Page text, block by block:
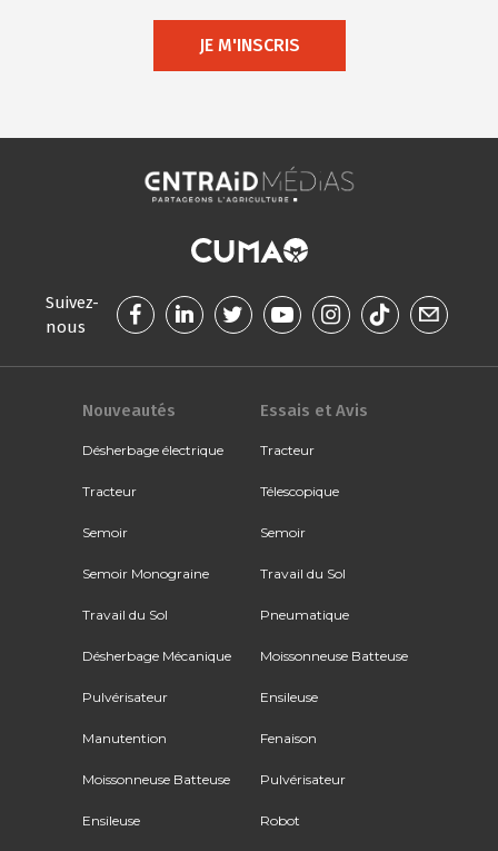
JE M'INSCRIS
Suivez-
nous
Nouveautés
Désherbage électrique
Tracteur
Semoir
Semoir Monograine
Travail du Sol
Désherbage Mécanique
Pulvérisateur
Manutention
Moissonneuse Batteuse
Ensileuse
Essais et Avis
Tracteur
Télescopique
Semoir
Travail du Sol
Pneumatique
Moissonneuse Batteuse
Ensileuse
Fenaison
Pulvérisateur
Robot